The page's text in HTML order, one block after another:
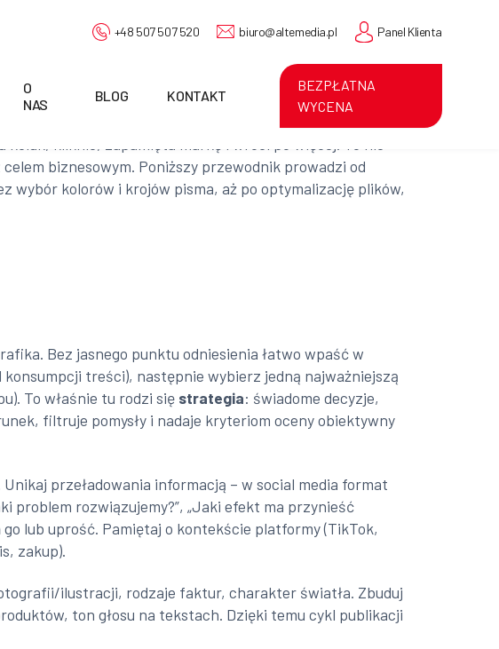
+48 507 507 520 biuro@altemedia.pl Panel Klienta
O
NAS
BLOG KONTAKT
BEZPŁATNA
WYCENA
kliknie, zapamięta markę i wróci po więcej. To nie
biznesowym. Poniższy przewodnik prowadzi od
kolorów i krojów pisma, aż po optymalizację plików,
Bez jasnego punktu odniesienia łatwo wpaść w
treści), następnie wybierz jedną najważniejszą
To właśnie tu rodzi się strategia: świadome decyzje,
filtruje pomysły i nadaje kryteriom oceny obiektywny
przeładowania informacją – w social media format
problem rozwiązujemy?”, „Jaki efekt ma przynieść
lub uprość. Pamiętaj o kontekście platformy (TikTok,
zakup).
ilustracji, rodzaje faktur, charakter światła. Zbuduj
ton głosu na tekstach. Dzięki temu cykl publikacji